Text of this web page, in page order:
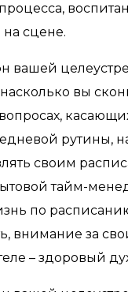
сцене.
вашей
насколько вы
рутины,
своим
тайм-
по
внимание за
– здоровый